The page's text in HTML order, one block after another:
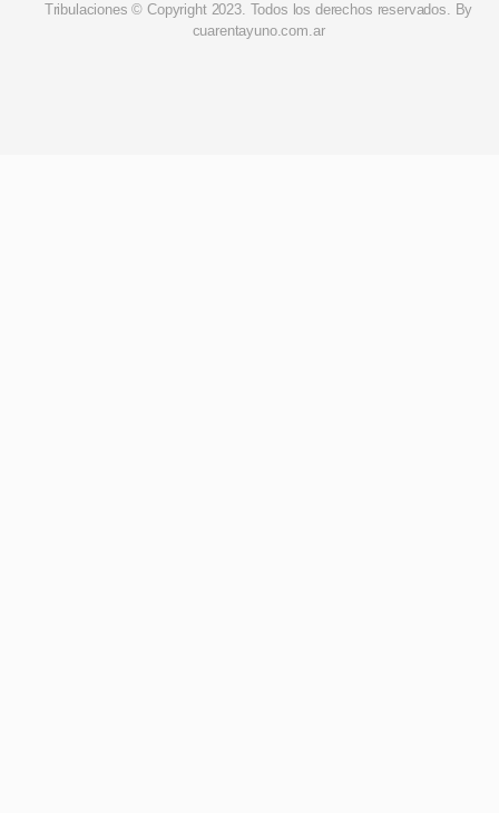
Tribulaciones © Copyright 2023. Todos los derechos reservados. By
cuarentayuno.com.ar